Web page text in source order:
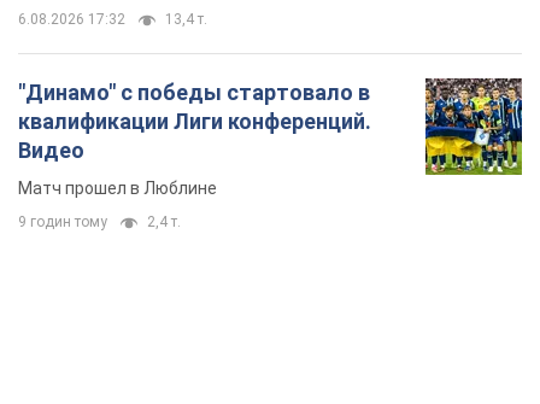
6.08.2026 17:32 13,4 т.
"Динамо" с победы стартовало в
квалификации Лиги конференций.
Видео
Матч прошел в Люблине
9 годин тому 2,4 т.